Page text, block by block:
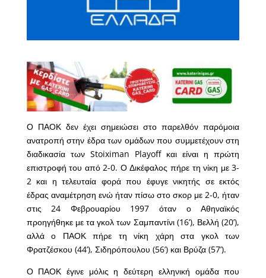
Ο ΠΑΟΚ δεν έχει σημειώσει στο παρελθόν παρόμοια
ανατροπή στην έδρα των ομάδων που συμμετέχουν στη
διαδικασία των Stoiximan Playoff και είναι η πρώτη
επιστροφή του από 2-0. Ο Δικέφαλος πήρε τη νίκη με 3-
2 και η τελευταία φορά που έφυγε νικητής σε εκτός
έδρας αναμέτρηση ενώ ήταν πίσω στο σκορ με 2-0, ήταν
στις 24 Φεβρουαρίου 1997 όταν ο Αθηναϊκός
προηγήθηκε με τα γκολ των Σαμπαντίνι (16’), Βελλή (20’),
αλλά ο ΠΑΟΚ πήρε τη νίκη χάρη στα γκολ των
Φρατζέσκου (44’), Σιδηρόπουλου (56’) και Βρύζα (57’).
Ο ΠΑΟΚ έγινε μόλις η δεύτερη ελληνική ομάδα που